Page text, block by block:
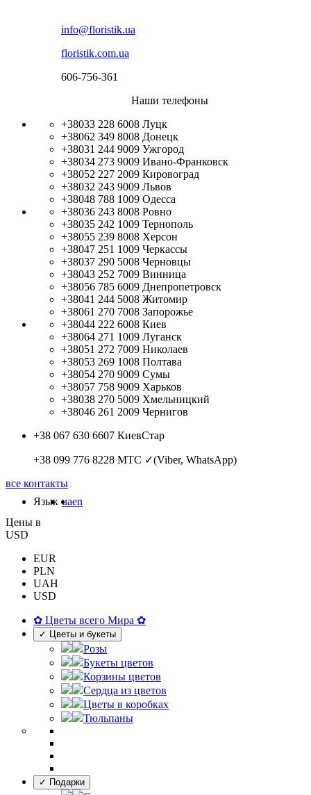
info@floristik.ua
floristik.com.ua
606-756-361
Наши телефоны
+38033 228 6008 Луцк
+38062 349 8008 Донецк
+38031 244 9009 Ужгород
+38034 273 9009 Ивано-Франковск
+38052 227 2009 Кировоград
+38032 243 9009 Львов
+38048 788 1009 Одесса
+38036 243 8008 Ровно
+38035 242 1009 Тернополь
+38055 239 8008 Херсон
+38047 251 1009 Черкассы
+38037 290 5008 Черновцы
+38043 252 7009 Винница
+38056 785 6009 Днепропетровск
+38041 244 5008 Житомир
+38061 270 7008 Запорожье
+38044 222 6008 Киев
+38064 271 1009 Луганск
+38051 272 7009 Николаев
+38053 269 1008 Полтава
+38054 270 9009 Сумы
+38057 758 9009 Харьков
+38038 270 5009 Хмельницкий
+38046 261 2009 Чернигов
+38 067 630 6607 КиевСтар
+38 099 776 8228 МТС ✓(Viber, WhatsApp)
все контакты
Язык uaen
Цены в
USD
EUR
PLN
UAH
USD
✿ Цветы всего Мира ✿
✓ Цветы и букеты
Розы
Букеты цветов
Корзины цветов
Сердца из цветов
Цветы в коробках
Тюльпаны
✓ Подарки